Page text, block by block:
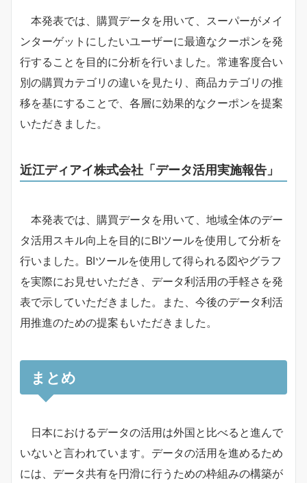
本発表では、購買データを用いて、スーパーがメイ
ンターゲットにしたいユーザーに最適なクーポンを発
行することを目的に分析を行いました。常連客度合い
別の購買カテゴリの違いを見たり、商品カテゴリの推
移を基にすることで、各層に効果的なクーポンを提案
いただきました。
近江ディアイ株式会社「データ活用実施報告」
本発表では、購買データを用いて、地域全体のデー
タ活用スキル向上を目的にBIツールを使用して分析を
行いました。BIツールを使用して得られる図やグラフ
を実際にお見せいただき、データ利活用の手軽さを発
表で示していただきました。また、今後のデータ利活
用推進のための提案もいただきました。
まとめ
日本におけるデータの活用は外国と比べると進んで
いないと言われています。データの活用を進めるため
には、データ共有を円滑に行うための枠組みの構築が